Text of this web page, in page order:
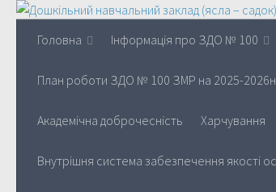
Головна Інформація про ЗДО № 100
План роботи ЗДО № 100 ЗМР на 2025-
Академічна доброчесність Харчування
Внутрішня система забезпечення якості